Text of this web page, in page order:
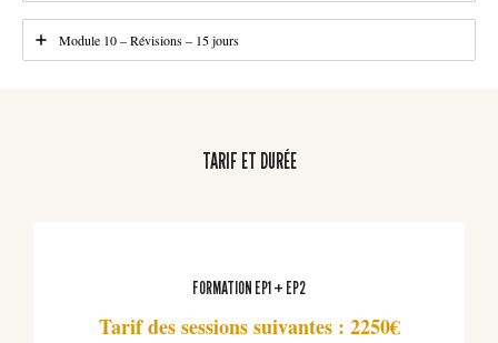
Module 10 – Révisions – 15 jours
TARIF ET DURÉE
FORMATION EP1 + EP2
Tarif des sessions suivantes : 2250€